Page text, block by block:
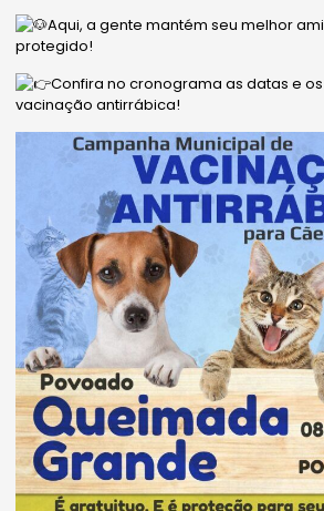
Aqui, a gente mantém seu melhor
protegido!
Confira no cronograma as datas e
vacinação antirrábica!